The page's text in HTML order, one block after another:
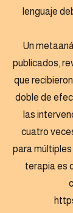
lenguaje
Un
publicados,
que
doble de
las
cuatro
para
terapia es